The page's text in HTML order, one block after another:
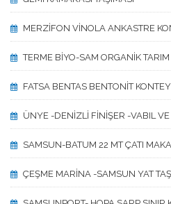
MERZİFON VİNOLA ANKASTRE
TERME BİYO-SAM ORGANİK
FATSA BENTAS BENTONİT
ÜNYE -DENİZLİ FİNİŞER -VABIL VE
SAMSUN-BATUM 22 MT ÇATI
ÇEŞME MARİNA -SAMSUN YAT